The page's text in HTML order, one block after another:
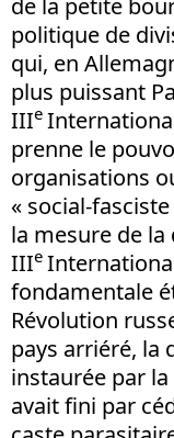
politique de
qui, en
plus puissant
IIIe
prenne le
organisations
« social-
la mesure de la
IIIe
fondamentale
Révolution
pays arriéré, la
instaurée par
avait fini par